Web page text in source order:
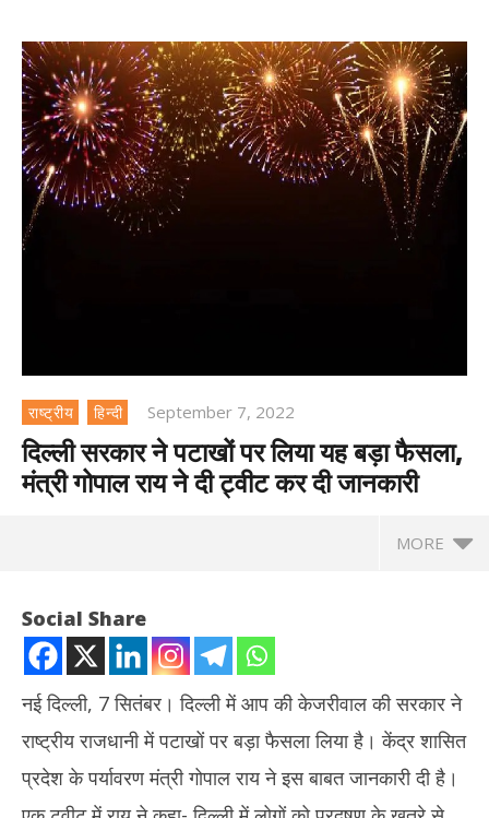
राष्ट्रीय हिन्दी September 7, 2022
दिल्ली सरकार ने पटाखों पर लिया यह बड़ा फैसला,
मंत्री गोपाल राय ने दी ट्वीट कर दी जानकारी
MORE
Social Share
नई दिल्ली, 7 सितंबर। दिल्ली में आप की केजरीवाल की सरकार ने
राष्ट्रीय राजधानी में पटाखों पर बड़ा फैसला लिया है। केंद्र शासित
प्रदेश के पर्यावरण मंत्री गोपाल राय ने इस बाबत जानकारी दी है।